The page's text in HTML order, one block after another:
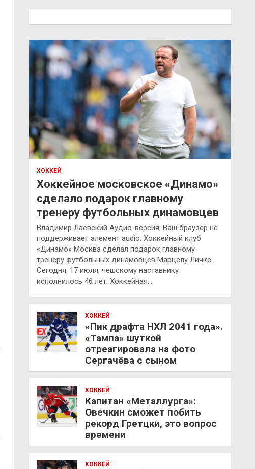
ХОККЕЙ
Хоккейное московское «Динамо»
сделало подарок главному
тренеру футбольных динамовцев
Владимир Лаевский Аудио-версия: Ваш браузер не
поддерживает элемент audio. Хоккейный клуб
«Динамо» Москва сделал подарок главному
тренеру футбольных динамовцев Марцелу Личке.
Сегодня, 17 июля, чешскому наставнику
исполнилось 46 лет. Хоккейная…
ХОККЕЙ
«Пик драфта НХЛ 2041 года».
«Тампа» шуткой
отреагировала на фото
Сергачёва с сыном
ХОККЕЙ
Капитан «Металлурга»:
Овечкин сможет побить
рекорд Гретцки, это вопрос
времени
ХОККЕЙ